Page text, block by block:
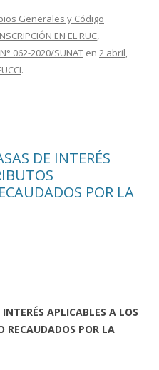
Generales y Código
EN EL RUC,
062-2020/SUNAT en 2 abril,
.
DE INTERÉS
POR LA
APLICABLES A LOS
RECAUDADOS POR LA